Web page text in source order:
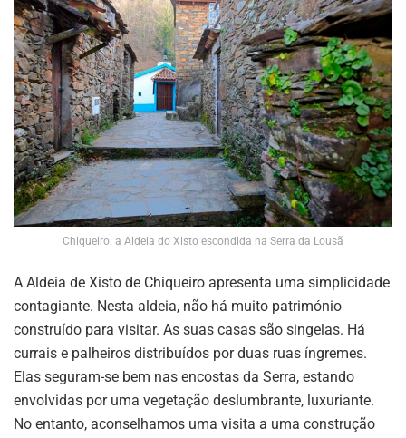
Chiqueiro: a Aldeia do Xisto escondida na Serra da Lousã
A Aldeia de Xisto de Chiqueiro apresenta uma simplicidade
contagiante. Nesta aldeia, não há muito património
construído para visitar. As suas casas são singelas. Há
currais e palheiros distribuídos por duas ruas íngremes.
Elas seguram-se bem nas encostas da Serra, estando
envolvidas por uma vegetação deslumbrante, luxuriante.
No entanto, aconselhamos uma visita a uma construção